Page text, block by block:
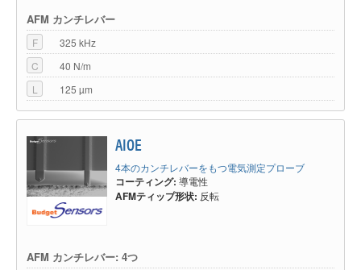
AFM カンチレバー
F
325 kHz
C
40 N/m
L
125 µm
AIOE
4本のカンチレバーをもつ電気測定プローブ
コーティング: 導電性
AFMティップ形状: 反転
AFM カンチレバー: 4つ